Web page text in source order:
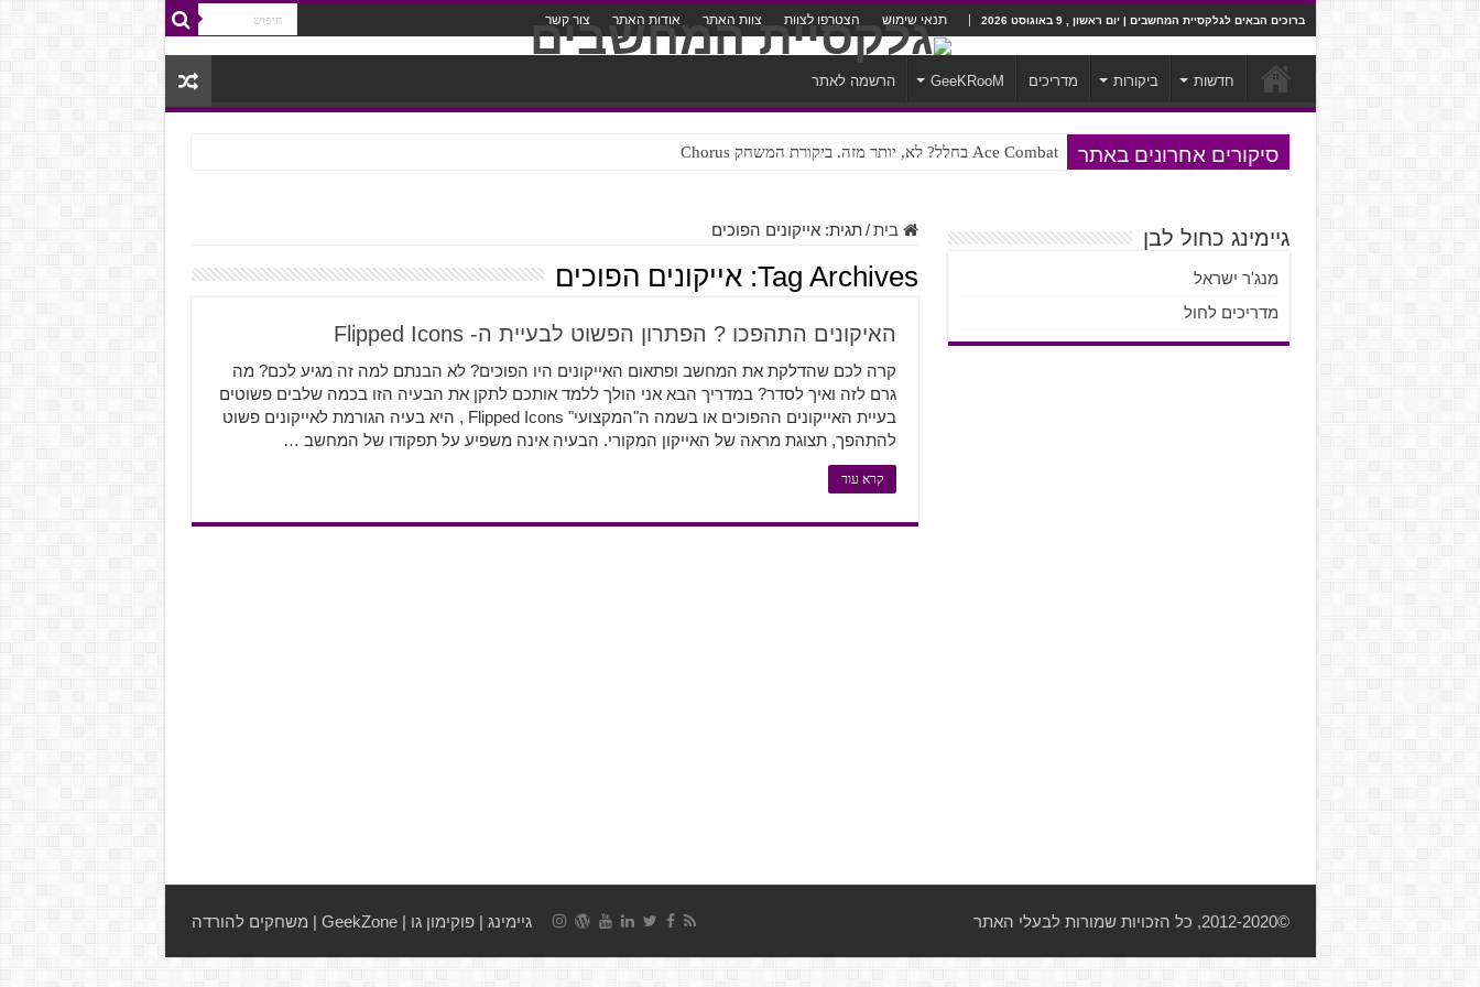
ברוכים הבאים לגלקסיית המחשבים | יום ראשון , 9 באוגוסט 2026 תנאי שימוש הצטרפו לצוות צוות האתר אודות האתר צור קשר
חדשות ביקורות מדריכים GeeKRooM הרשמה לאתר
סיקורים אחרונים באתר Ace Combat בחלל? לא, יותר מזה. ביקורת המשחק Chorus
בית / תגית:אייקונים הפוכים
Tag Archives: אייקונים הפוכים
האיקונים התהפכו ? הפתרון הפשוט לבעיית ה- Flipped Icons
קרה לכם שהדלקת את המחשב ופתאום האייקונים היו הפוכים? לא הבנתם למה זה מגיע לכם? מה
גרם לזה ואיך לסדר? במדריך הבא אני הולך ללמד אותכם לתקן את הבעיה הזו בכמה שלבים פשוטים
בעיית האייקונים ההפוכים או בשמה ה"המקצועי" Flipped Icons , היא בעיה הגורמת לאייקונים פשוט
להתהפך, תצוגת מראה של האייקון המקורי. הבעיה אינה משפיע על תפקודו של המחשב …
קרא עוד
גיימינג כחול לבן
מנג'ר ישראל
מדריכים לחול
גיימינג |פוקימון גו |
GeekZone
| משחקים להורדה ©2012-2020, כל הזכויות שמורות לבעלי האתר